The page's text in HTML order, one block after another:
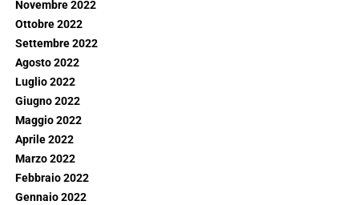
Novembre 2022
Ottobre 2022
Settembre 2022
Agosto 2022
Luglio 2022
Giugno 2022
Maggio 2022
Aprile 2022
Marzo 2022
Febbraio 2022
Gennaio 2022